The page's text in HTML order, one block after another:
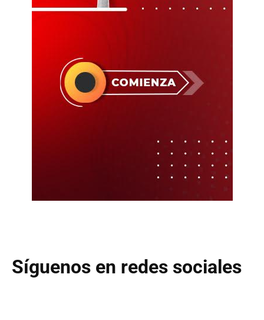
Síguenos en redes sociales